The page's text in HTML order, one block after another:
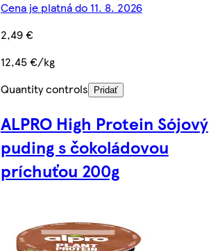
Cena je platná do 11. 8. 2026
2,49 €
12,45 €/kg
Quantity controls
Pridať
ALPRO High Protein Sójový
puding s čokoládovou
príchuťou 200g